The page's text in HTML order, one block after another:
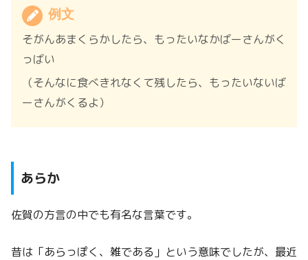
例文
そがんあまくらかしたら、もったいなかばーさんがく
っばい
（そんなに食べきれなくて残したら、もったいないば
ーさんがくるよ）
あらか
佐賀の方言の中でも有名な言葉です。
昔は「あらっぽく、雑である」という意味でしたが、最近